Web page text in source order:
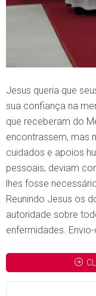
Jesus queria que
sua confiança na
que receberam do
encontrassem, mas
cuidados e apoios
pessoais, deviam
lhes fosse
Reunindo Jesus os
autoridade sobre
enfermidades. Envio-